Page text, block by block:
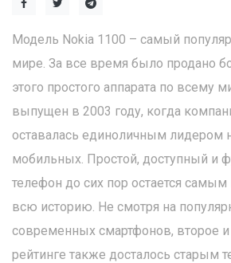
Модель Nokia 1100 – самый
мире. За все время было продано
этого простого аппарата по всему
выпущен в 2003 году, когда
оставалась единоличным лидером
мобильных. Простой, доступный и
телефон до сих пор остается
всю историю. Не смотря на
современных смартфонов, второе и
рейтинге также досталось старым